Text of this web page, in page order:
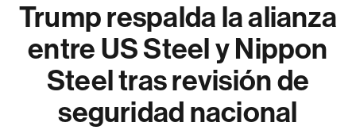
Trump respalda la alianza
entre US Steel y Nippon
Steel tras revisión de
seguridad nacional